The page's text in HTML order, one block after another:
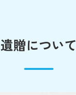
遺贈について